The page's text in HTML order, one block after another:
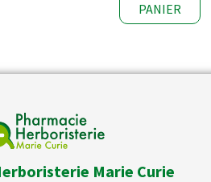
PANIER
Marie Curie